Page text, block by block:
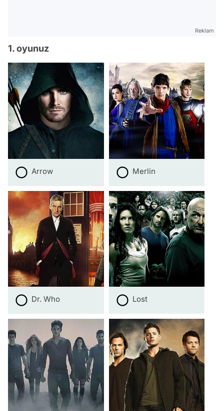
Reklam
1. oyunuz
Arrow Merlin
Dr. Who Lost